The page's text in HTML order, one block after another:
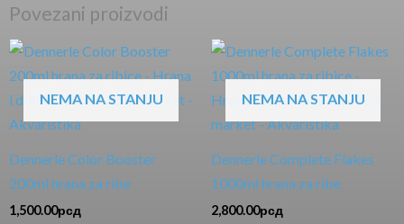
Povezani proizvodi
NEMA NA STANJU
Dennerle Color Booster
200ml hrana za ribe
1,500.00рсд
NEMA NA STANJU
Dennerle Complete Flakes
1000ml hrana za ribe
2,800.00рсд